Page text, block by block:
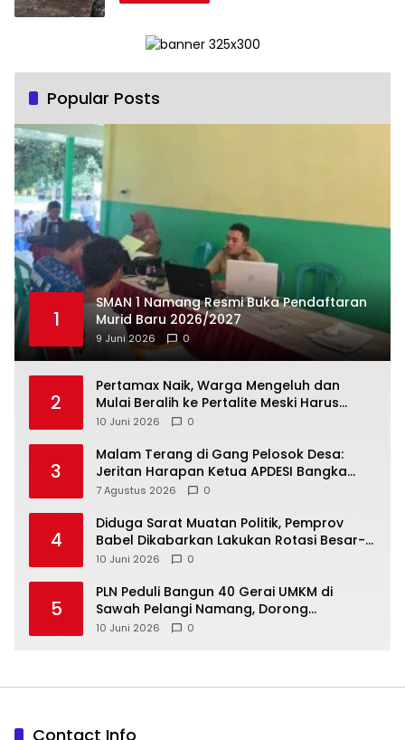
Popular Posts
1
SMAN 1 Namang Resmi Buka Pendaftaran
Murid Baru 2026/2027
9 Juni 2026 0
2
‎Pertamax Naik, Warga Mengeluh dan
Mulai Beralih ke Pertalite Meski Harus
10 Juni 2026 0
3
Malam Terang di Gang Pelosok Desa:
Jeritan Harapan Ketua APDESI Bangka
Tengah untuk PLN Babel
7 Agustus 2026 0
4
‎Diduga Sarat Muatan Politik, Pemprov
Babel Dikabarkan Lakukan Rotasi Besar-
10 Juni 2026 0
5
‎PLN Peduli Bangun 40 Gerai UMKM di
Sawah Pelangi Namang, Dorong
10 Juni 2026 0
Contact Info